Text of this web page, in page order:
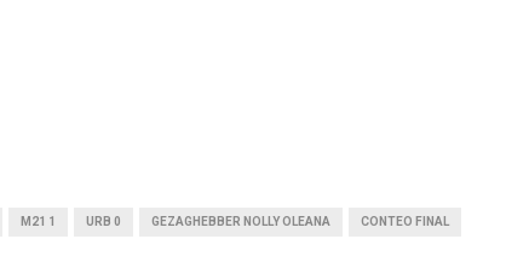
M21 1 URB 0 GEZAGHEBBER NOLLY OLEANA CONTEO FINAL